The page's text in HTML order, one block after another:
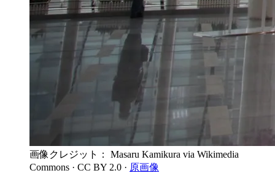
画像クレジット： Masaru Kamikura via Wikimedia
Commons · CC BY 2.0 · 原画像